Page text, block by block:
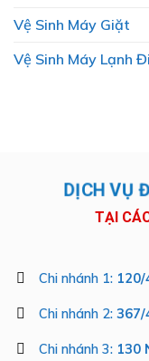
Vệ Sinh Máy Giặt
Vệ Sinh Máy Lạnh
DỊCH VỤ
TẠI
Chi nhánh 1: 120/
Chi nhánh 2: 367/
Chi nhánh 3: 130